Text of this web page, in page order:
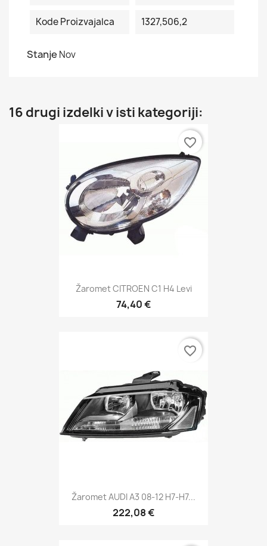
Kode Proizvajalca 1327,506,2
Stanje Nov
16 drugi izdelki v isti kategoriji:
Žaromet CITROEN C1 H4 Levi
74,40 €
favorite_border
Žaromet AUDI A3 08-12 H7-H7...
222,08 €
favorite_border